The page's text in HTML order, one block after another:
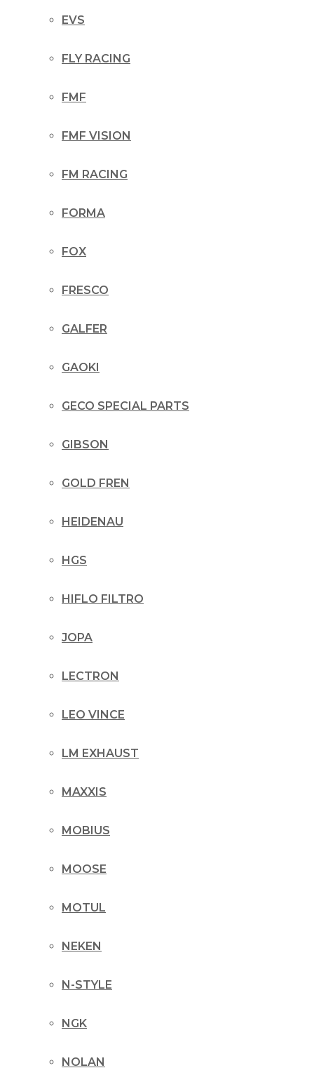
EVS
FLY RACING
FMF
FMF VISION
FM RACING
FORMA
FOX
FRESCO
GALFER
GAOKI
GECO SPECIAL PARTS
GIBSON
GOLD FREN
HEIDENAU
HGS
HIFLO FILTRO
JOPA
LECTRON
LEO VINCE
LM EXHAUST
MAXXIS
MOBIUS
MOOSE
MOTUL
NEKEN
N-STYLE
NGK
NOLAN